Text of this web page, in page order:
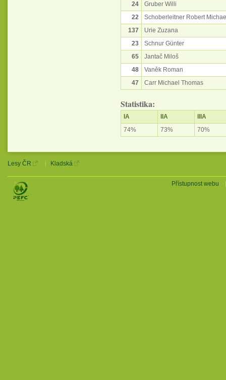
24
Gruber Willi
22
Schoberleitner Robert
137
Urie Zuzana
23
Schnur Günter
65
Jantač Miloš
48
Vaněk Roman
47
Carr Michael Thomas
Statistika:
IA IIA
IIIA
74%
73% 70%
Lesy ČR Kladská
Přístupnost webu